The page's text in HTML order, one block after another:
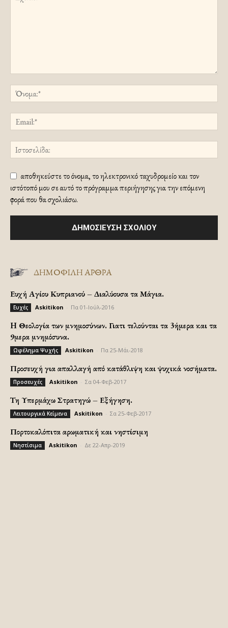
αποθηκεύστε το όνομα, το ηλεκτρονικό ταχυδρομείο και τον
ιστότοπό μου σε αυτό το πρόγραμμα περιήγησης για την επόμενη
φορά που θα σχολιάσω.
ΔΗΜΟΦΙΛΗ ΑΡΘΡΑ
Ευχή Αγίου Κυπριανού – Διαλύουσα τα Μάγια.
Ευχές Askitikon Πα 01-Ιούλ-2016
H Θεολογία των μνημοσύνων. Γιατι τελούνται τα 3ήμερα και τα
9μερα μνημόσυνα.
Ωφέλημα Ψυχής Askitikon Πα 25-Μάι-2018
Προσευχή για απαλλαγή από κατάθλιψη και ψυχικά νοσήματα.
Προσευχές Askitikon Σα 04-Φεβ-2017
Τη Υπερμάχω Στρατηγώ – Εξήγηση.
Λειτουργικά Κείμενα Askitikon Σα 25-Φεβ-2017
Πορτοκαλόπιτα αρωματική και νηστίσιμη
Νηστίσιμα Askitikon Δε 22-Απρ-2019